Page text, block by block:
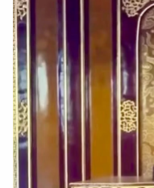
Infographic
Chuyên trang An ninh thế giới
Chuyên đề